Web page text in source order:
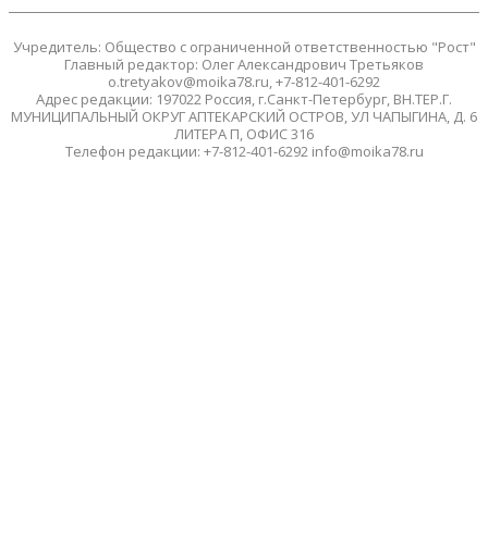
Учредитель: Общество с ограниченной ответственностью "Рост"
Главный редактор: Олег Александрович Третьяков
o.tretyakov@moika78.ru, +7-812-401-6292
Адрес редакции: 197022 Россия, г.Санкт-Петербург, ВН.ТЕР.Г.
МУНИЦИПАЛЬНЫЙ ОКРУГ АПТЕКАРСКИЙ ОСТРОВ, УЛ ЧАПЫГИНА, Д. 6
ЛИТЕРА П, ОФИС 316
Телефон редакции: +7-812-401-6292 info@moika78.ru